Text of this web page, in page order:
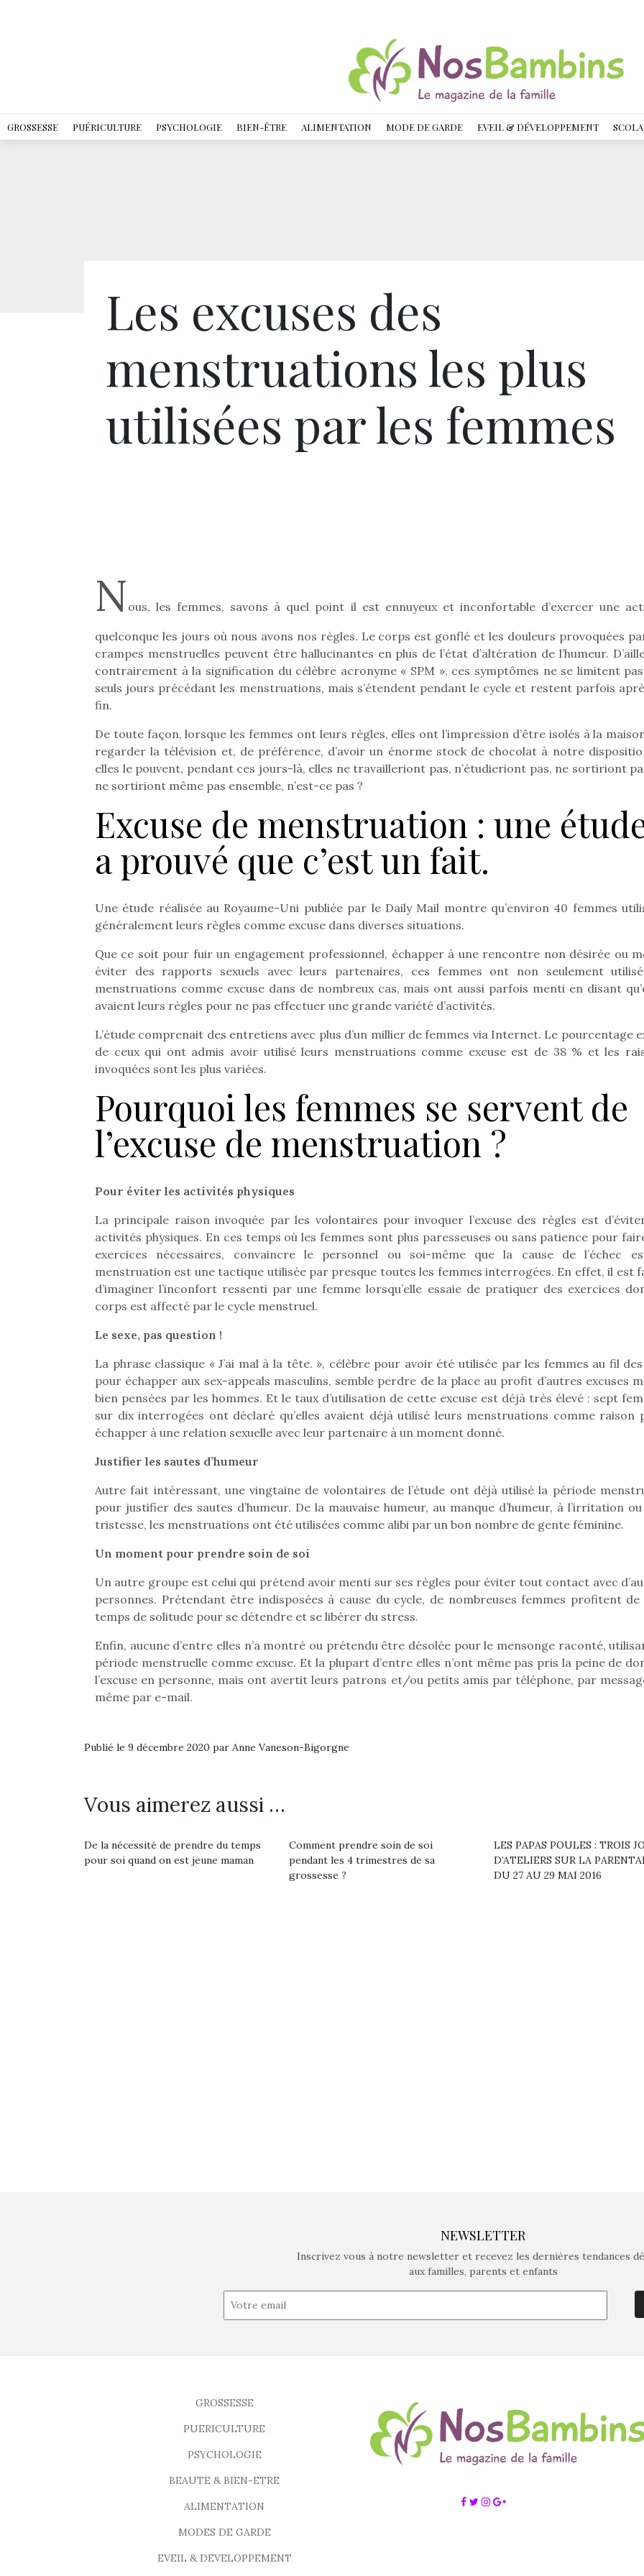
GROSSESSE PUÉRICULTURE PSYCHOLOGIE BIEN-ÊTRE ALIMENTATION MODE DE GARDE EVEIL & DÉVELOPPEMENT
Les excuses des
menstruations les plus
utilisées par les femmes
N ous, les femmes, savons à quel point il est ennuyeux et inconfortable d’exercer une
quelconque les jours où nous avons nos règles. Le corps est gonflé et les douleurs provoquées
crampes menstruelles peuvent être hallucinantes en plus de l’état d’altération de l’humeur.
contrairement à la signification du célèbre acronyme « SPM », ces symptômes ne se limitent
seuls jours précédant les menstruations, mais s’étendent pendant le cycle et restent parfois
fin.
De toute façon, lorsque les femmes ont leurs règles, elles ont l’impression d’être isolés à la
regarder la télévision et, de préférence, d’avoir un énorme stock de chocolat à notre
elles le pouvent, pendant ces jours-là, elles ne travailleriont pas, n’étudieriont pas, ne sortiriont
ne sortiriont même pas ensemble, n’est-ce pas ?
Excuse de menstruation : une
a prouvé que c’est un fait.
Une étude réalisée au Royaume-Uni publiée par le Daily Mail montre qu’environ 40 femmes
généralement leurs règles comme excuse dans diverses situations.
Que ce soit pour fuir un engagement professionnel, échapper à une rencontre non désirée ou
éviter des rapports sexuels avec leurs partenaires, ces femmes ont non seulement
menstruations comme excuse dans de nombreux cas, mais ont aussi parfois menti en disant
avaient leurs règles pour ne pas effectuer une grande variété d’activités.
L’étude comprenait des entretiens avec plus d’un millier de femmes via Internet. Le pourcentage
de ceux qui ont admis avoir utilisé leurs menstruations comme excuse est de 38 % et les
invoquées sont les plus variées.
Pourquoi les femmes se servent de
l’excuse de menstruation ?
Pour éviter les activités physiques
La principale raison invoquée par les volontaires pour invoquer l’excuse des règles est
activités physiques. En ces temps où les femmes sont plus paresseuses ou sans patience pour
exercices nécessaires, convaincre le personnel ou soi-même que la cause de l’échec
menstruation est une tactique utilisée par presque toutes les femmes interrogées. En effet, il est
d’imaginer l’inconfort ressenti par une femme lorsqu’elle essaie de pratiquer des exercices
corps est affecté par le cycle menstruel.
Le sexe, pas question !
La phrase classique « J’ai mal à la tête. », célèbre pour avoir été utilisée par les femmes au fil
pour échapper aux sex-appeals masculins, semble perdre de la place au profit d’autres excuses
bien pensées par les hommes. Et le taux d’utilisation de cette excuse est déjà très élevé : sept
sur dix interrogées ont déclaré qu’elles avaient déjà utilisé leurs menstruations comme raison
échapper à une relation sexuelle avec leur partenaire à un moment donné.
Justifier les sautes d’humeur
Autre fait intéressant, une vingtaine de volontaires de l’étude ont déjà utilisé la période
pour justifier des sautes d’humeur. De la mauvaise humeur, au manque d’humeur, à l’irritation
tristesse, les menstruations ont été utilisées comme alibi par un bon nombre de gente féminine.
Un moment pour prendre soin de soi
Un autre groupe est celui qui prétend avoir menti sur ses règles pour éviter tout contact avec
personnes. Prétendant être indisposées à cause du cycle, de nombreuses femmes profitent de
temps de solitude pour se détendre et se libérer du stress.
Enfin, aucune d’entre elles n’a montré ou prétendu être désolée pour le mensonge raconté,
période menstruelle comme excuse. Et la plupart d’entre elles n’ont même pas pris la peine de
l’excuse en personne, mais ont avertit leurs patrons et/ou petits amis par téléphone, par
même par e-mail.
Publié le 9 décembre 2020 par Anne Vaneson-Bigorgne
Vous aimerez aussi …
De la nécessité de prendre du temps
pour soi quand on est jeune maman
Comment prendre soin de soi
pendant les 4 trimestres de sa
grossesse ?
LES PAPAS POULES : TROIS
D’ATELIERS SUR LA
DU 27 AU 29 MAI 2016
aux œufs magique en
famille
Chocolats à petits prix,
organiser une chasse aux
œufs magique…
aux œufs
Chocolats
organiser
œufs
Une loutre en peluche
pour les enfants, un
animal qui change des
grands classiques !
Les peluches quelles
qu’elles soient, sont des
confident,…
Petit chef deviendra
grand !
Les jeux d’imitation
constituent un véritable
terrain d’apprentissage
qui permet aux enfants
Une loutre
pour les
animal qui
grands
Les
confident,…
NextGen, une nouvelle
trottinette mécanique
enfants débordent
d’énergie. Varier
occupations n’est pas
simple.
Des trampolines pour les
grands et les petits !
Durant les vacances
retour des beaux jours,
c’est l’occasion rêvée
pour les enfants de…
Et si l’aventure était au
bout du jardin ?
Après trois confinements
successifs, des couvre-
feux à des heures
différentes, des
restrictions de
d’éloignement pendant
presque 15 mois,…
T’AS TON NERF ?
A l’heure du
déconfinement, des
vacances estivales, le
parc, le jardin, la…
Le boom
pour
est
les plus
commencer
La
NEWSLETTER
Inscrivez vous à notre newsletter et recevez les dernières tendances
aux familles, parents et enfants
GROSSESSE
PUERICULTURE
PSYCHOLOGIE
BEAUTE & BIEN-ETRE
ALIMENTATION
MODES DE GARDE
EVEIL & DEVELOPPEMENT